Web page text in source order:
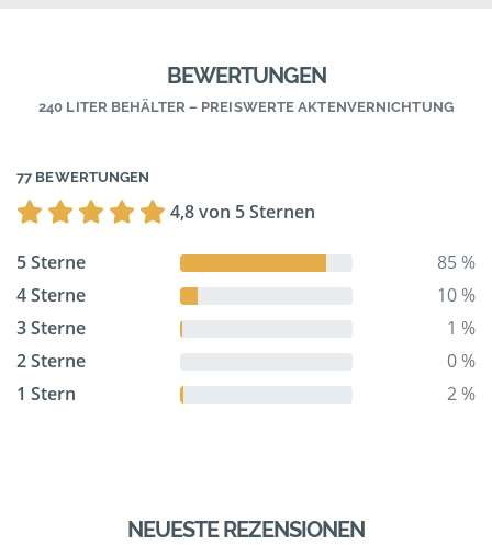
BEWERTUNGEN
240 LITER BEHÄLTER – PREISWERTE AKTENVERNICHTUNG
77 BEWERTUNGEN
4,8 von 5 Sternen
5 Sterne
85 %
4 Sterne
10 %
3 Sterne
1 %
2 Sterne
0 %
1 Stern
2 %
NEUESTE REZENSIONEN